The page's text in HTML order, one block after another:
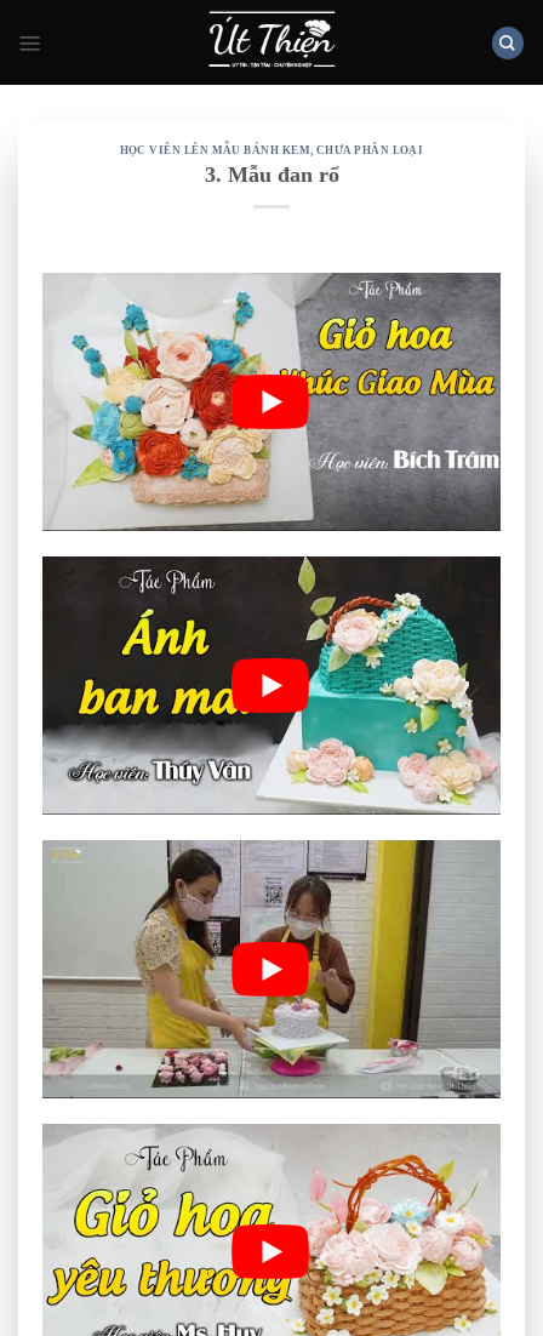
HỌC VIÊN LÊN MẪU BÁNH KEM CHƯA PHÂN LOẠI
3. Mẫu đan rổ